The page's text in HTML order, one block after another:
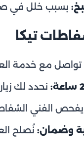
بسبب خلل في
تيكا
تواصل مع خدمة
نحدد لك
يفحص الفني
وضمان: نُصلح